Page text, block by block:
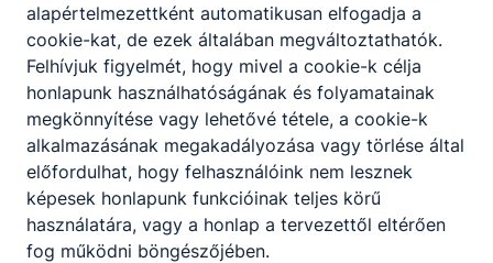
Trambulin Ösztöndíj a Verebélyes diákoknak
2026. júl. 21. Verebély László Technikum
alapértelmezettként automatikusan elfogadja a
cookie-kat, de ezek általában megváltoztathatók.
Felhívjuk figyelmét, hogy mivel a cookie-k célja
honlapunk használhatóságának és folyamatainak
megkönnyítése vagy lehetővé tétele, a cookie-k
alkalmazásának megakadályozása vagy törlése által
előfordulhat, hogy felhasználóink nem lesznek
képesek honlapunk funkcióinak teljes körű
használatára, vagy a honlap a tervezettől eltérően
fog működni böngészőjében.